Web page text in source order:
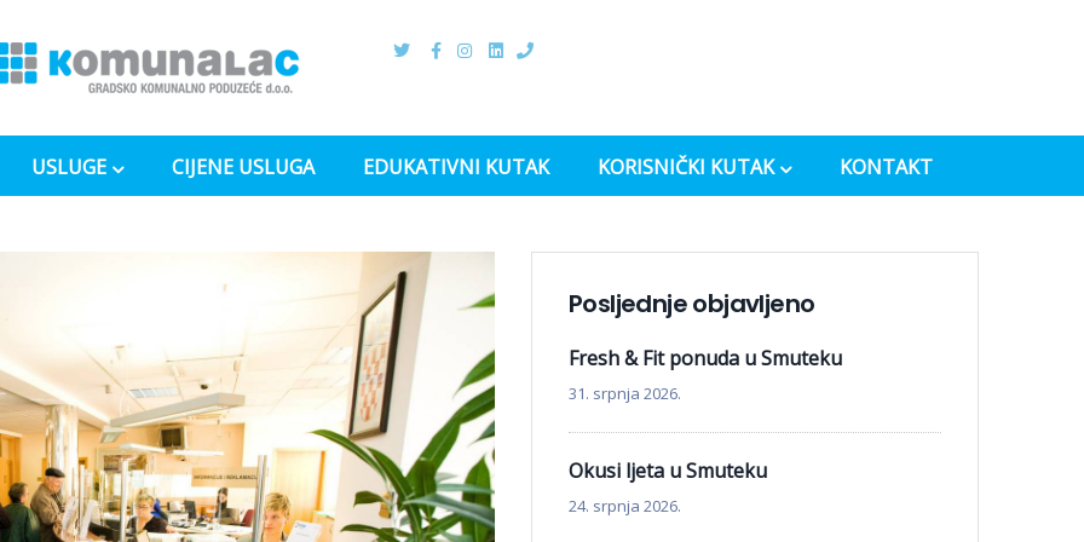
USLUGE CIJENE USLUGA EDUKATIVNI KUTAK KORISNIČKI KUTAK KONTAKT
Posljednje objavljeno
Fresh & Fit ponuda u Smuteku
31. srpnja 2026.
Okusi ljeta u Smuteku
24. srpnja 2026.